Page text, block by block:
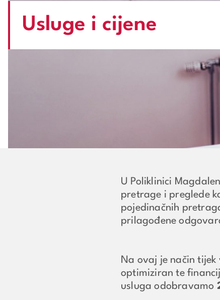
Usluge i cijene
U Poliklinici
pretrage i preglede
pojedinačnih
prilagođene
Na ovaj je način tijek
optimiziran te
usluga odobravamo